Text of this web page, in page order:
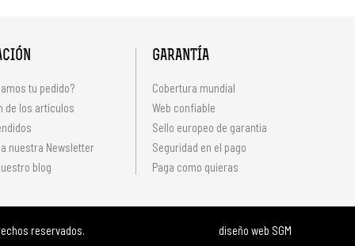
tu pedido?
de los artículos
nuestra Newsletter
blog
GARANTÍA
Cobertura mundial
Web confiable
Sello europeo de garantía
Seguridad en el pago
Paga como quieras
reservados. diseño web SGM